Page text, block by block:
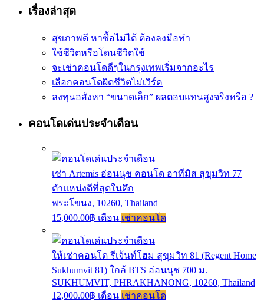
เรื่องล่าสุด
สุขภาพดี หาซื้อไม่ได้ ต้องลงมือทำ
ใช้ชีวิตหรือโดนชีวิตใช้
จะเช่าคอนโดดีๆในกรุงเทพเริ่มจากอะไร
เลือกคอนโดผิดชีวิตไม่เวิร์ค
ลงทุนอสังหา “ขนาดเล็ก” ผลตอบแทนสูงจริงหรือ ?
คอนโดเด่นประจำเดือน
เช่า Artemis อ่อนนุช คอนโด อาทีมิส สุขุมวิท 77
ตำแหน่งดีที่สุดในตึก
พระโขนง, 10260, Thailand
15,000.00฿ เดือน เช่าคอนโด
ให้เช่าคอนโด รีเจ้นท์โฮม สุขุมวิท 81 (Regent Home
Sukhumvit 81) ใกล้ BTS อ่อนนุช 700 ม.
SUKHUMVIT, PHRAKHANONG, 10260, Thailand
12,000.00฿ เดือน เช่าคอนโด